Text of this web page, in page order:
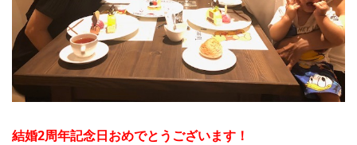
結婚2周年記念日おめでとうございます！